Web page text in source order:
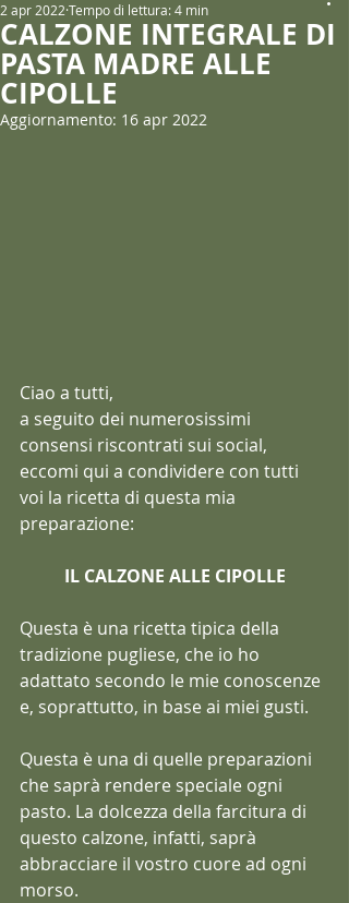
CALZONE INTEGRALE DI
PASTA MADRE ALLE
CIPOLLE
2 apr 2022 Tempo di lettura: 4 min
Aggiornamento: 16 apr 2022
Ciao a tutti,
a seguito dei numerosissimi
consensi riscontrati sui social,
eccomi qui a condividere con tutti
voi la ricetta di questa mia
preparazione:
IL CALZONE ALLE CIPOLLE
Questa è una ricetta tipica della
tradizione pugliese, che io ho
adattato secondo le mie conoscenze
e, soprattutto, in base ai miei gusti.
Questa è una di quelle preparazioni
che saprà rendere speciale ogni
pasto. La dolcezza della farcitura di
questo calzone, infatti, saprà
abbracciare il vostro cuore ad ogni
morso.